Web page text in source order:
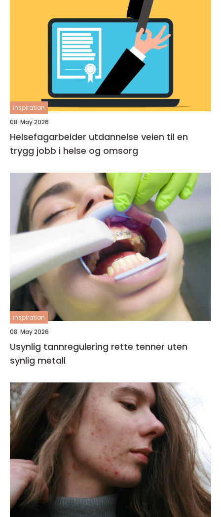
inspiration
08. May 2026
Helsefagarbeider utdannelse veien til en
trygg jobb i helse og omsorg
inspiration
08. May 2026
Usynlig tannregulering rette tenner uten
synlig metall